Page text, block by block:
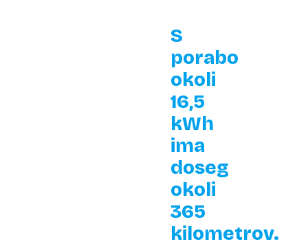
S
porabo
okoli
16,5
kWh
ima
doseg
okoli
365
kilometrov.